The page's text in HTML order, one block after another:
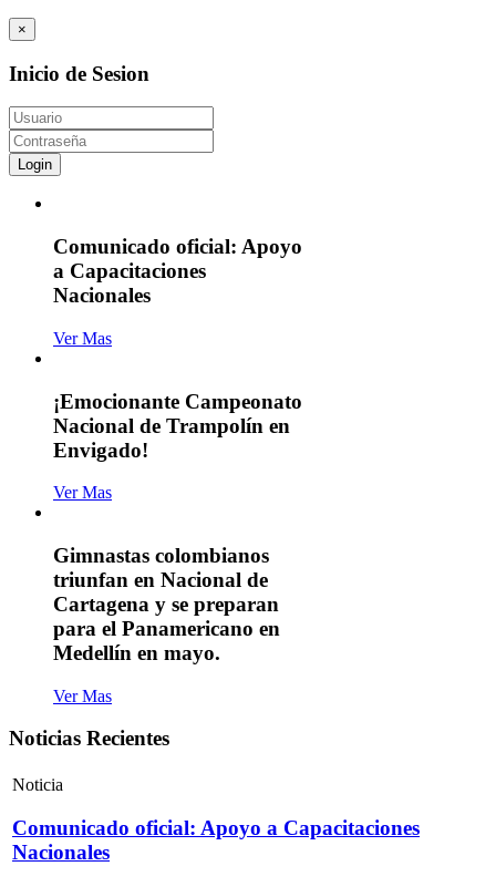
×
Inicio de Sesion
Login
Comunicado oficial: Apoyo
a Capacitaciones
Nacionales
Ver Mas
¡Emocionante Campeonato
Nacional de Trampolín en
Envigado!
Ver Mas
Gimnastas colombianos
triunfan en Nacional de
Cartagena y se preparan
para el Panamericano en
Medellín en mayo.
Ver Mas
Noticias Recientes
Noticia
Comunicado oficial: Apoyo a Capacitaciones
Nacionales